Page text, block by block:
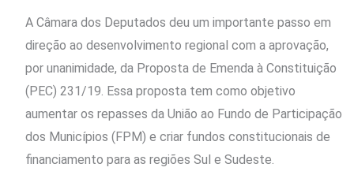
A Câmara dos Deputados deu um importante passo em
direção ao desenvolvimento regional com a aprovação,
por unanimidade, da Proposta de Emenda à Constituição
(PEC) 231/19. Essa proposta tem como objetivo
aumentar os repasses da União ao Fundo de Participação
dos Municípios (FPM) e criar fundos constitucionais de
financiamento para as regiões Sul e Sudeste.